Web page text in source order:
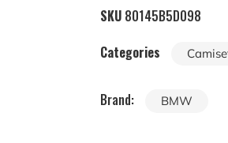
SKU 80145B5D098
Categories
Brand: BMW